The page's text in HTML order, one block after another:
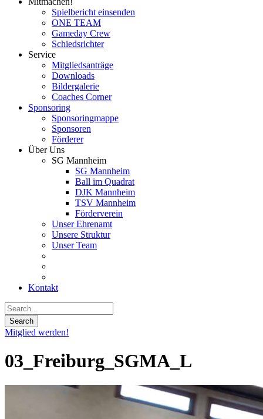
Spielbericht einsenden
ONE TEAM
Gameday Crew
Schiedsrichter
Service
Mitgliedsanträge
Downloads
Bildergalerie
Coaches Corner
Sponsoring
Sponsoringmappe
Sponsoren
Förderer
Über Uns
SG Mannheim
SG Mannheim
Ball im Quadrat
DJK Mannheim
TSV Mannheim
Förderverein
Unser Ehrenamt
Unsere Struktur
Unser Team
Kontakt
Mitglied werden!
03_Freiburg_SGMA_L